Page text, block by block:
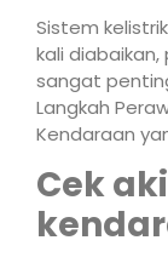
Sistem
kali diabaikan,
sangat
Langkah
Kendaraan
Cek aki